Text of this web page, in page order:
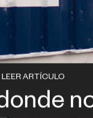
LEER ARTÍCULO